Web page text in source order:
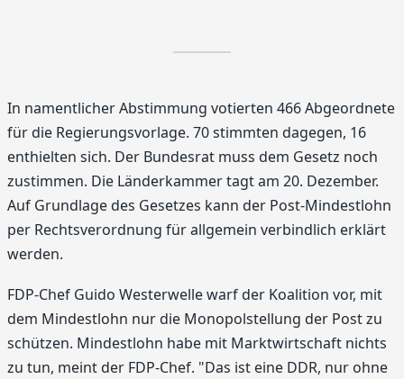
In namentlicher Abstimmung votierten 466 Abgeordnete
für die Regierungsvorlage. 70 stimmten dagegen, 16
enthielten sich. Der Bundesrat muss dem Gesetz noch
zustimmen. Die Länderkammer tagt am 20. Dezember.
Auf Grundlage des Gesetzes kann der Post-Mindestlohn
per Rechtsverordnung für allgemein verbindlich erklärt
werden.
FDP-Chef Guido Westerwelle warf der Koalition vor, mit
dem Mindestlohn nur die Monopolstellung der Post zu
schützen. Mindestlohn habe mit Marktwirtschaft nichts
zu tun, meint der FDP-Chef. "Das ist eine DDR, nur ohne